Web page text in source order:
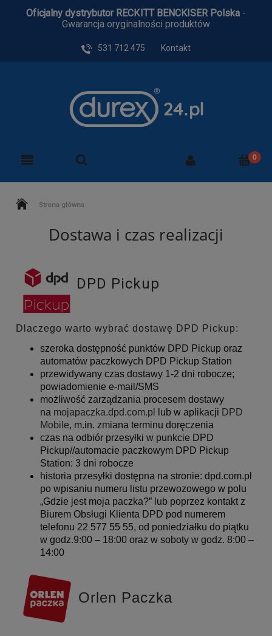
Oficjalny dystrybutor RECKITT BENCKISER Polska-
Gwarancja oryginalności produktów
531 712 475 Kontakt
Strona główna
Dostawa i czas realizacji
DPD Pickup
Dlaczego warto wybrać dostawę DPD Pickup:
szeroka dostępność punktów DPD Pickup oraz
automatów paczkowych DPD Pickup Station
przewidywany czas dostawy 1-2 dni robocze;
powiadomienie e-mail/SMS
możliwość zarządzania procesem dostawy
na mojapaczka.dpd.com.pl lub w aplikacji DPD
Mobile, m.in. zmiana terminu doręczenia
czas na odbiór przesyłki w punkcie DPD
Pickup//automacie paczkowym DPD Pickup
Station: 3 dni robocze
historia przesyłki dostępna na stronie: dpd.com.pl
po wpisaniu numeru listu przewozowego w polu
„Gdzie jest moja paczka?” lub poprzez kontakt z
Biurem Obsługi Klienta DPD pod numerem
telefonu 22 577 55 55, od poniedziałku do piątku
w godz.9:00 – 18:00 oraz w soboty w godz. 8:00 –
14:00
Orlen Paczka